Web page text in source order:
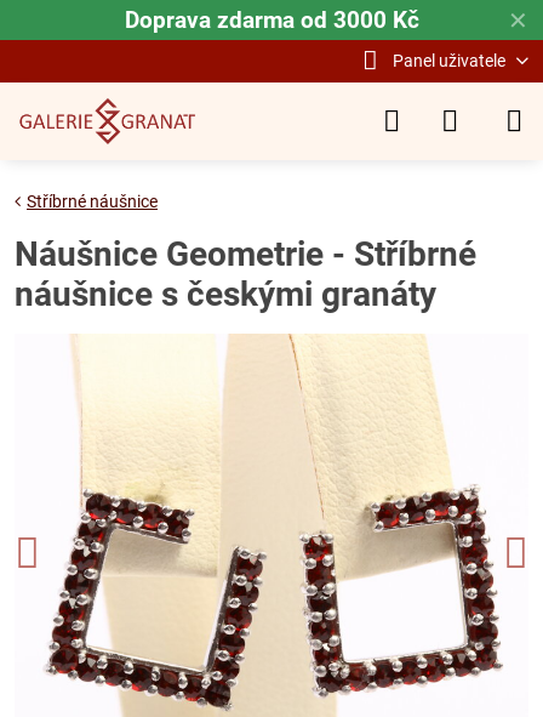
✕
Doprava zdarma od 3000 Kč
Panel uživatele
Stříbrné náušnice
Náušnice Geometrie - Stříbrné
náušnice s českými granáty